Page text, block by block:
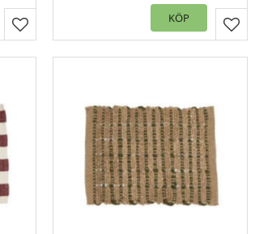
Lägg till i favoriter Lägg
KÖP